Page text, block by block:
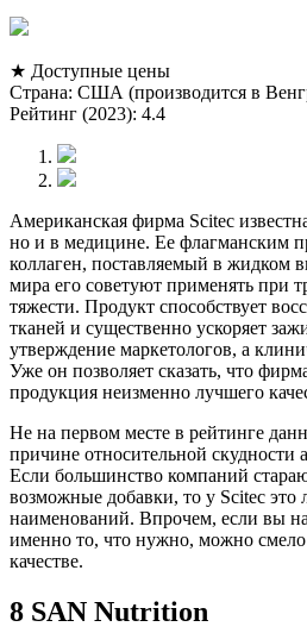
★ Доступные цены
Страна: США (производится в
Рейтинг (2023): 4.4
Американская фирма Scitec
но и в медицине. Ее флагманским
коллаген, поставляемый в жидком
мира его советуют применять при
тяжести. Продукт способствует
тканей и существенно ускоряет
утверждение маркетологов, а
Уже он позволяет сказать, что
продукция неизменно лучшего
Не на первом месте в рейтинге
причине относительной скудности
Если большинство компаний
возможные добавки, то у Scitec это
наименований. Впрочем, если вы
именно то, что нужно, можно смело
качестве.
8 SAN Nutrition